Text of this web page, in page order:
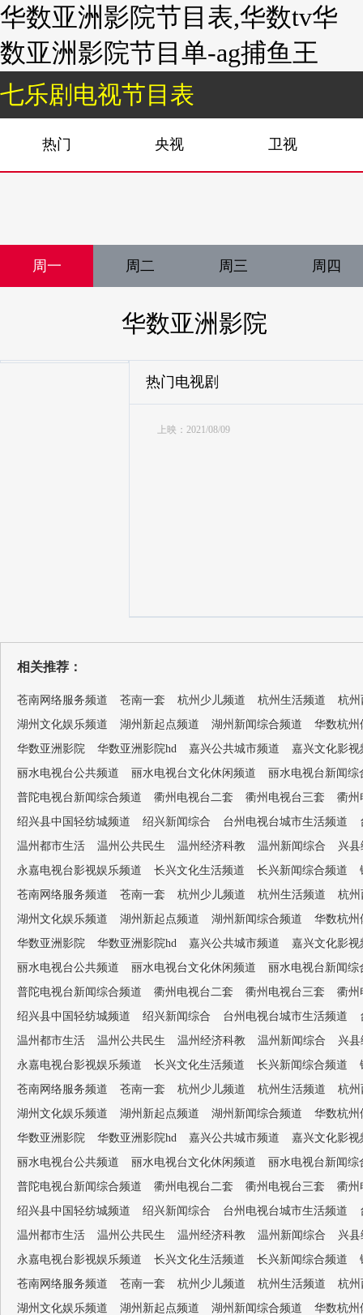
华数亚洲影院节目表,华数tv华
数亚洲影院节目单-ag捕鱼王
七乐剧电视节目表
热门 央视 卫视
周一 周二 周三 周四
华数亚洲影院
热门电视剧
上映：2021/08/09
相关推荐：
苍南网络服务频道 苍南一套 杭州少儿频道 杭州生活频道
杭州
湖州文化娱乐频道
湖州新起点频道 湖州新闻综合频道
华数杭州
华数亚洲影院
华数亚洲影院hd 嘉兴公共城市频道
嘉兴文化影视
丽水电视台公共频道
丽水电视台文化休闲频道
丽水电视台新闻综
普陀电视台新闻综合频道
衢州电视台二套 衢州电视台三套
衢州
绍兴县中国轻纺城频道
绍兴新闻综合 台州电视台城市生活频道
温州都市生活
温州公共民生 温州经济科教 温州新闻综合
兴
永嘉电视台影视娱乐频道
长兴文化生活频道 长兴新闻综合频道
苍南网络服务频道
苍南一套 杭州少儿频道 杭州生活频道
杭州
湖州文化娱乐频道
湖州新起点频道 湖州新闻综合频道
华数杭州
华数亚洲影院
华数亚洲影院hd 嘉兴公共城市频道
嘉兴文化影视
丽水电视台公共频道
丽水电视台文化休闲频道
丽水电视台新闻综
普陀电视台新闻综合频道
衢州电视台二套 衢州电视台三套
衢州
绍兴县中国轻纺城频道
绍兴新闻综合 台州电视台城市生活频道
温州都市生活
温州公共民生 温州经济科教 温州新闻综合
兴
永嘉电视台影视娱乐频道
长兴文化生活频道 长兴新闻综合频道
苍南网络服务频道
苍南一套 杭州少儿频道 杭州生活频道
杭州
湖州文化娱乐频道
湖州新起点频道 湖州新闻综合频道
华数杭州
华数亚洲影院
华数亚洲影院hd 嘉兴公共城市频道
嘉兴文化影视
丽水电视台公共频道
丽水电视台文化休闲频道
丽水电视台新闻综
普陀电视台新闻综合频道
衢州电视台二套 衢州电视台三套
衢州
绍兴县中国轻纺城频道
绍兴新闻综合 台州电视台城市生活频道
温州都市生活
温州公共民生 温州经济科教 温州新闻综合
兴
永嘉电视台影视娱乐频道
长兴文化生活频道 长兴新闻综合频道
苍南网络服务频道
苍南一套 杭州少儿频道 杭州生活频道
杭州
湖州文化娱乐频道
湖州新起点频道 湖州新闻综合频道
华数杭州